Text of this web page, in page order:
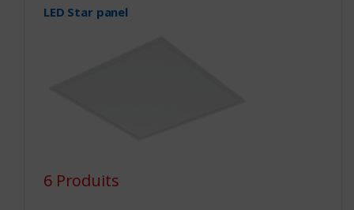
LED Star panel
6 Produits